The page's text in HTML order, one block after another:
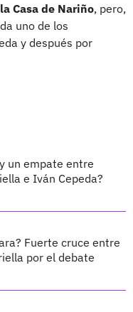
Casa de Nariño, pero,
uno de los
y después por
un empate entre
e Iván Cepeda?
Fuerte cruce entre
por el debate